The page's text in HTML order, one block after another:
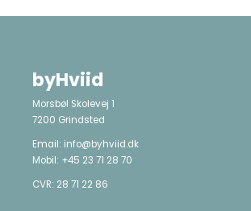
byHviid
Morsbøl Skolevej 1
7200 Grindsted
Email: info@byhviid.dk
Mobil: +45 23 71 28 70
CVR: 28 71 22 86